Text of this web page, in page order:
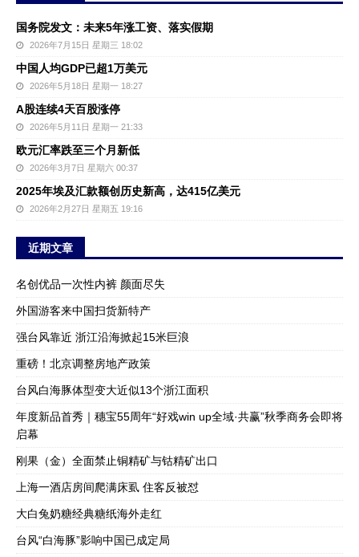
国务院发文：未来5年涨工资、落实假期
2026年7月15日 星期三 18:02
中国人均GDP已超1万美元
2026年5月18日 星期一 18:27
A股连续4天百股涨停
2026年5月11日 星期一 21:33
欧元汇率跌至三个月新低
2026年3月7日 星期六 00:37
2025年埃及汇款额创历史新高，达415亿美元
2026年2月27日 星期五 19:16
近期文章
名创优品一次性内裤 颜面尽失
外国游客来中国扫货新特产
强台风靠近 浙江沿海掀起15米巨浪
重磅！北京调整房地产政策
台风白海豚体型变大近似13个浙江面积
年度新品首秀｜穗宝55周年“好戏win up全域·共赢”秋季商务会即将
启幕
刚果（金）全面禁止铜精矿与钴精矿出口
上海一酒店房间爬满床虱 住客反被怼
大白兔奶糖经典糖纸海外走红
台风“白海豚”影响中国已成定局